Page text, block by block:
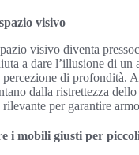
visivo
visivo diventa
a dare l’illusione di
di profondità.
dalla ristrettezza
rilevante per garantire
i mobili giusti per